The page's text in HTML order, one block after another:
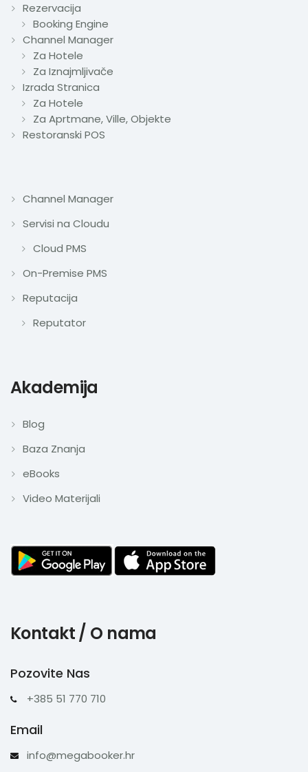
Rezervacija
Booking Engine
Channel Manager
Za Hotele
Za Iznajmljivače
Izrada Stranica
Za Hotele
Za Aprtmane, Ville, Objekte
Restoranski POS
Channel Manager
Servisi na Cloudu
Cloud PMS
On-Premise PMS
Reputacija
Reputator
Akademija
Blog
Baza Znanja
eBooks
Video Materijali
Kontakt / O nama
Pozovite Nas
+385 51 770 710
Email
info@megabooker.hr